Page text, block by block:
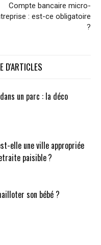
Compte bancaire micro-
: est-ce obligatoire
?
D'ARTICLES
un parc : la déco
elle une ville appropriée
paisible ?
son bébé ?